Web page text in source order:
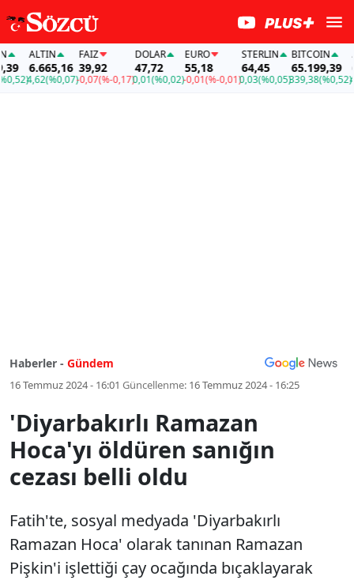
ALTIN
6.665,16
4,62(%0,07)
FAİZ
39,92
-0,07(%-0,17)
DOLAR
47,72
0,01(%0,02)
EURO
55,18
-0,01(%-0,01)
STERLIN
64,45
0,03(%0,05)
BITCOIN
65.199,39
339,38(%0,52)4,62
Haberler - Gündem
16 Temmuz 2024 - 16:01 Güncellenme: 16 Temmuz 2024 - 16:25
'Diyarbakırlı Ramazan
Hoca'yı öldüren sanığın
cezası belli oldu
Fatih'te, sosyal medyada 'Diyarbakırlı
Ramazan Hoca' olarak tanınan Ramazan
Pişkin'i işlettiği çay ocağında bıçaklayarak